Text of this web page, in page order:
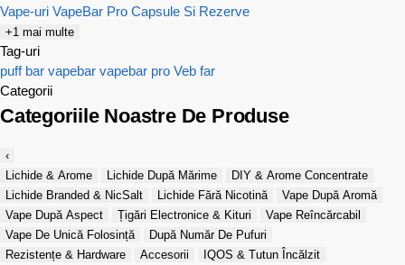
Vape-uri VapeBar Pro Capsule Si Rezerve
+1 mai multe
Tag-uri
puff bar vapebar vapebar pro Veb far
Categorii
Categoriile Noastre De Produse
‹
Lichide & Arome
Lichide După Mărime
DIY & Arome Concentrate
Lichide Branded & NicSalt
Lichide Fără Nicotină
Vape După Aromă
Vape După Aspect
Țigări Electronice & Kituri
Vape Reîncărcabil
Vape De Unică Folosință
După Număr De Pufuri
Rezistențe & Hardware
Accesorii
IQOS & Tutun Încălzit